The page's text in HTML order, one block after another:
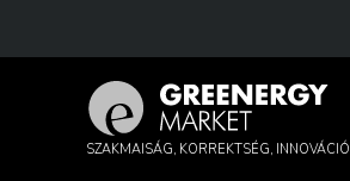
SZAKMAISÁG, KORREKTSÉG, INNOVÁCIÓ